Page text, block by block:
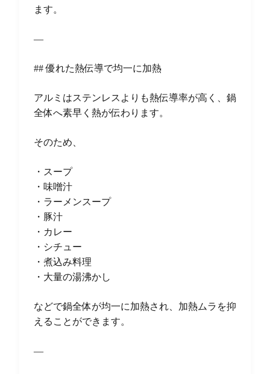
ます。
—
## 優れた熱伝導で均一に加熱
アルミはステンレスよりも熱伝導率が高く、鍋
全体へ素早く熱が伝わります。
そのため、
・スープ
・味噌汁
・ラーメンスープ
・豚汁
・カレー
・シチュー
・煮込み料理
・大量の湯沸かし
などで鍋全体が均一に加熱され、加熱ムラを抑
えることができます。
—